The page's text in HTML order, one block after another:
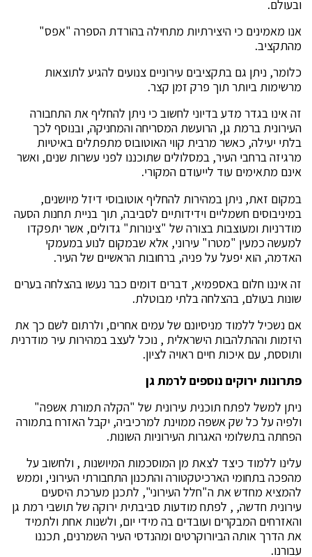
ובעולם.
אנו מאמינים כי היצירתיות מתחילה בהורדת הספרה "אפס"
מהתקציב.
כלומר, ניתן גם בתקציבים עירוניים צנועים להגיע לתוצאות
מרשימות ביותר תוך פרק זמן קצר.
זה אינו בגדר מדע בדיוני לחשוב כי ניתן להחליף את התחבורה
העירונית ברמת גן, הרועשת המסריחה והמחניקה, ובנוסף לכך
בלתי יעילה, כאשר מרבית קווי האוטובוס מתפתלים באיטיות
מרגיזה ברחבי העיר, במסלולים שתוכננו לפני עשרות שנים, ואשר
אינם מתאימים עוד לייעודם המקורי.
במקום זאת, ניתן במהירות להחליף אוטובוסי דיזל מיושנים,
במיניבוסים חשמליים וידידותיים לסביבה, תוך בניית תחנות הסעה
מודרניות ומעוצבות בצורה של "צינורות" גדולים, אשר יתפקדו
למעשה כמעין "מטרו" עירוני, אלא שבמקום לנוע במעמקי
האדמה, הוא יפעל על פניה, ברחובות הראשיים של העיר.
זה איננו חלום באספמיא, דברים דומים כבר נעשו בהצלחה בערים
שונות בעולם, בהצלחה בלתי מבוטלת.
אם נשכיל ללמוד מניסיונם של עמים אחרים, ולרתום לשם כך את
היזמות וההתלהבות הישראלית , נוכל לעצב במהירות עיר מודרנית
ותוססת, עם איכות חיים ראויה לציון.
פתרונות ירוקים נוספים לרמת גן
ניתן למשל לפתח תוכנית עירונית של "הקלה תמורת אשפה"
ולפיה על כל שק אשפה ממוינת למרכיביה, יקבל האזרח בתמורה
הפחתה בתשלומי האגרות העירוניות השונות.
עלינו ללמוד כיצד לצאת מן המוסכמות המיושנות , ולחשוב על
מהפכה בתחומי הארכיטקטורה והתכנון התחבורתי העירוני, וממש
להמציא מחדש את ה"חלל העירוני", לתכנן מערכת היסעים
עירונית חדשה, , לפתח מודעות סביבתית ירוקה של תושבי רמת גן
והאזרחים המבקרים ועובדים בה מידי יום, ולשנות אחת ולתמיד
את הדרך אותה הביורוקרטים ומהנדסי העיר השמרנים, תכננו
עבורנו.